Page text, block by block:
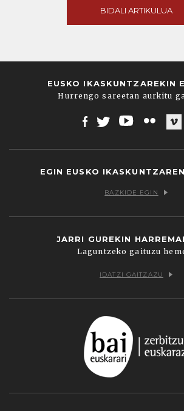
BIDALI ARTIKULUA
EUSKO IKASKUNTZAREKIN
Hurrengo sareetan aurkitu
EGIN EUSKO
BAZKIDE EGIN
JARRI GUREKIN
Laguntzeko gaituzu
IDATZI GAITZAZU